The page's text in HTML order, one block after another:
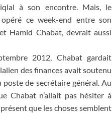
à son encontre. Mais, le
ce week-end entre son
Hamid Chabat, devrait aussi
2012, Chabat gardait
des finances avait soutenu
poste de secrétaire général. Au
Chabat n’allait pas hésiter à
que les choses semblent